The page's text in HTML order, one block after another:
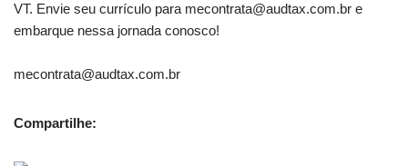
VT. Envie seu currículo para mecontrata@audtax.com.br e
embarque nessa jornada conosco!
mecontrata@audtax.com.br
Compartilhe: